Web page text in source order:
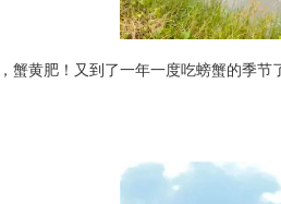
蟹黄肥！又到了一年一度吃螃蟹的季